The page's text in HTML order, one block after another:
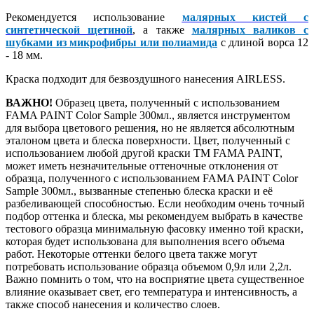
Рекомендуется использование малярных кистей с
синтетической щетиной, а также малярных валиков с
шубками из микрофибры или полиамида с длиной ворса 12
- 18 мм.
Краска подходит для безвоздушного нанесения AIRLESS.
ВАЖНО! Образец цвета, полученный с использованием
FAMA PAINT Color Sample 300мл., является инструментом
для выбора цветового решения, но не является абсолютным
эталоном цвета и блеска поверхности. Цвет, полученный с
использованием любой другой краски ТМ FAMA PAINT,
может иметь незначительные оттеночные отклонения от
образца, полученного с использованием FAMA PAINT Color
Sample 300мл., вызванные степенью блеска краски и её
разбеливающей способностью. Если необходим очень точный
подбор оттенка и блеска, мы рекомендуем выбрать в качестве
тестового образца минимальную фасовку именно той краски,
которая будет использована для выполнения всего объема
работ. Некоторые оттенки белого цвета также могут
потребовать использование образца объемом 0,9л или 2,2л.
Важно помнить о том, что на восприятие цвета существенное
влияние оказывает свет, его температура и интенсивность, а
также способ нанесения и количество слоев.